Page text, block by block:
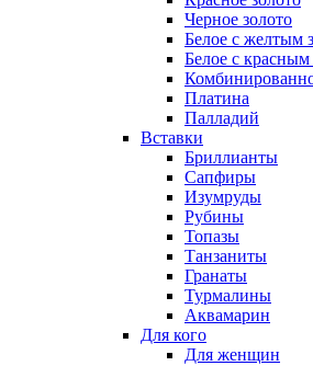
Черное золото
Белое с желтым
Белое с красным
Платина
Палладий
Вставки
Бриллианты
Сапфиры
Изумруды
Рубины
Топазы
Танзаниты
Гранаты
Турмалины
Аквамарин
Для кого
Для женщин